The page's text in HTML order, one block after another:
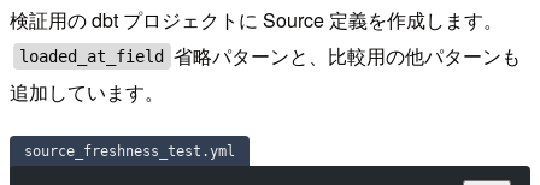
検証用の dbt プロジェクトに Source 定義を作成します。
loaded_at_field
省略パターンと、比較用の他パターンも
追加しています。
source_freshness_test.yml